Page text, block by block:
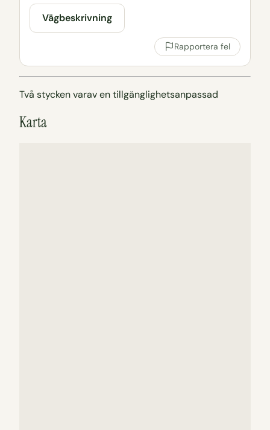
Vägbeskrivning
Rapportera fel
Två stycken varav en tillgänglighetsanpassad
Karta